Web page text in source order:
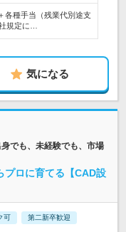
各種手当（残業代別途支
規定に…
気になる
でも、未経験でも、市場
ロに育てる【CAD設
可 第二新卒歓迎